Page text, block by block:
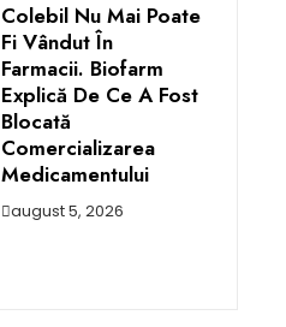
Colebil Nu Mai Poate
Fi Vândut În
Farmacii. Biofarm
Explică De Ce A Fost
Blocată
Comercializarea
Medicamentului
august 5, 2026